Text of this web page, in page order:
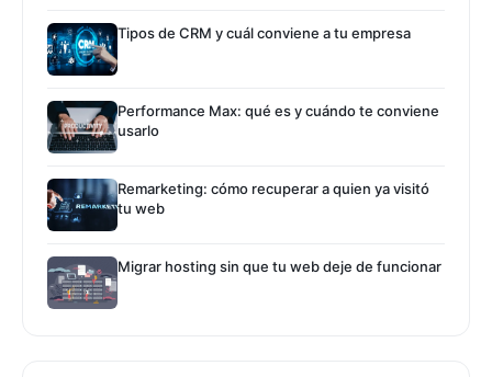
Tipos de CRM y cuál conviene a tu empresa
Performance Max: qué es y cuándo te conviene
usarlo
Remarketing: cómo recuperar a quien ya visitó
tu web
Migrar hosting sin que tu web deje de funcionar